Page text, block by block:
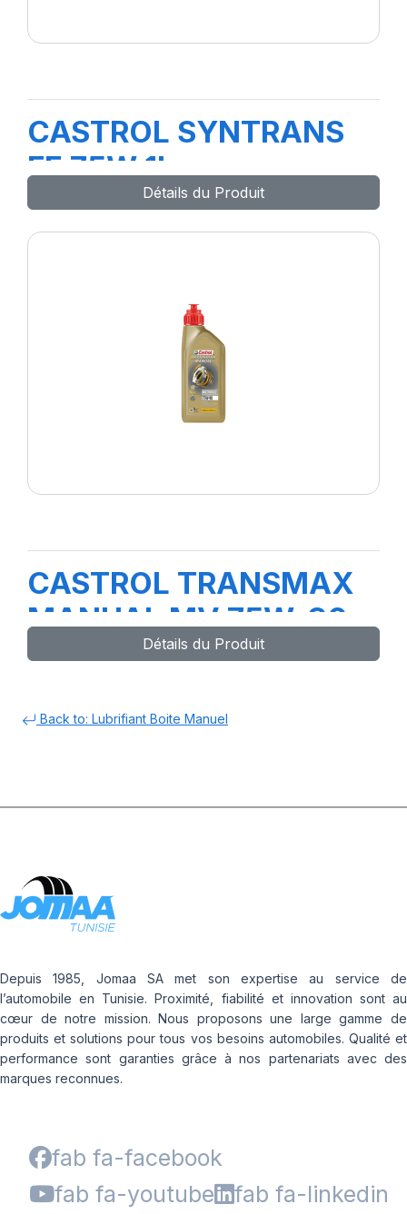
CASTROL SYNTRANS
FE 75W 1L
Détails du Produit
CASTROL TRANSMAX
MANUAL MV 75W-90
12X1L EADétails du Produit
Back to: Lubrifiant Boite Manuel
Depuis 1985, Jomaa SA met son expertise au service de
l’automobile en Tunisie. Proximité, fiabilité et innovation sont au
cœur de notre mission. Nous proposons une large gamme de
produits et solutions pour tous vos besoins automobiles. Qualité et
performance sont garanties grâce à nos partenariats avec des
marques reconnues.
fab fa-facebook
fab fa-youtube
fab fa-linkedin